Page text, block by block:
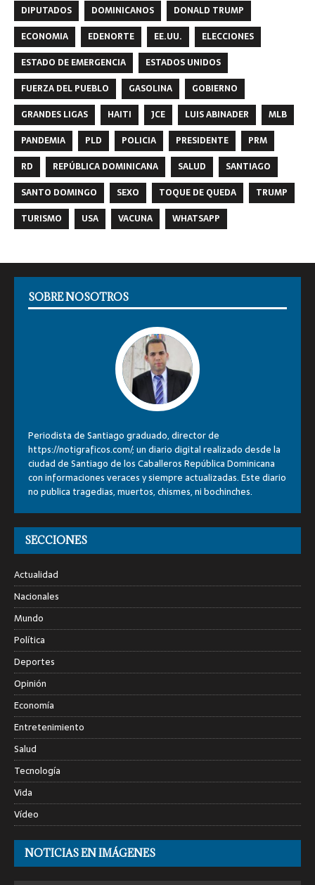
DIPUTADOS
DOMINICANOS
DONALD TRUMP
ECONOMIA
EDENORTE EE.UU.
ELECCIONES
ESTADO DE EMERGENCIA
ESTADOS UNIDOS
FUERZA DEL PUEBLO
GASOLINA
GOBIERNO
GRANDES LIGAS
HAITI JCE LUIS ABINADER
MLB
PANDEMIA
PLD POLICIA PRESIDENTE
PRM
RD
REPÚBLICA DOMINICANA SALUD
SANTIAGO
SANTO DOMINGO
SEXO TOQUE DE QUEDA
TRUMP
TURISMO
USA VACUNA WHATSAPP
SOBRE NOSOTROS
Periodista de Santiago graduado, director de
https://notigraficos.com/; un diario digital realizado desde la
ciudad de Santiago de los Caballeros República Dominicana
con informaciones veraces y siempre actualizadas. Este diario
no publica tragedias, muertos, chismes, ni bochinches.
SECCIONES
Actualidad
Nacionales
Mundo
Política
Deportes
Opinión
Economía
Entretenimiento
Salud
Tecnología
Vida
Vídeo
NOTICIAS EN IMÁGENES